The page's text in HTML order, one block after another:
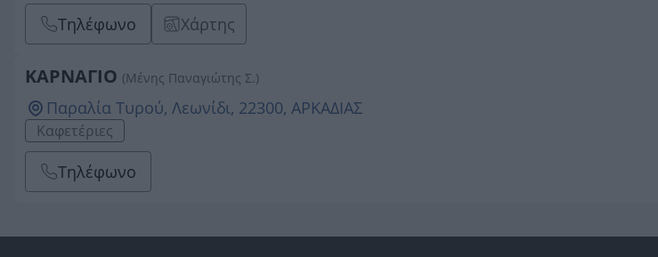
Τηλέφωνο Χάρτης
ΚΑΡΝΑΓΙΟ (Μένης Παναγιώτης Σ.)
Παραλία Τυρού, Λεωνίδι, 22300, ΑΡΚΑΔΙΑΣ
Καφετέριες
Τηλέφωνο